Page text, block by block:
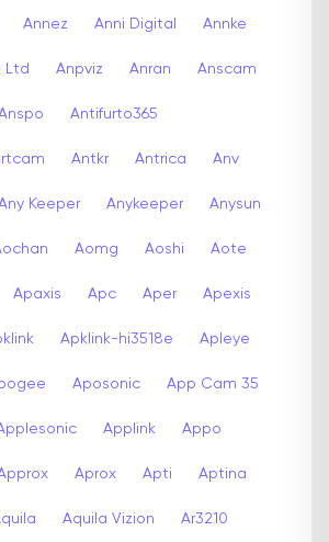
Annez Anni Digital Annke
Ltd Anpviz Anran Anscam
Antifurto365
Antkr Antrica Anv
Keeper Anykeeper Anysun
Aomg Aoshi Aote
Apaxis Apc Aper Apexis
Apklink-hi3518e Apleye
Aposonic App Cam 35
Applink Appo
Aprox Apti Aptina
Aquila Vizion Ar3210